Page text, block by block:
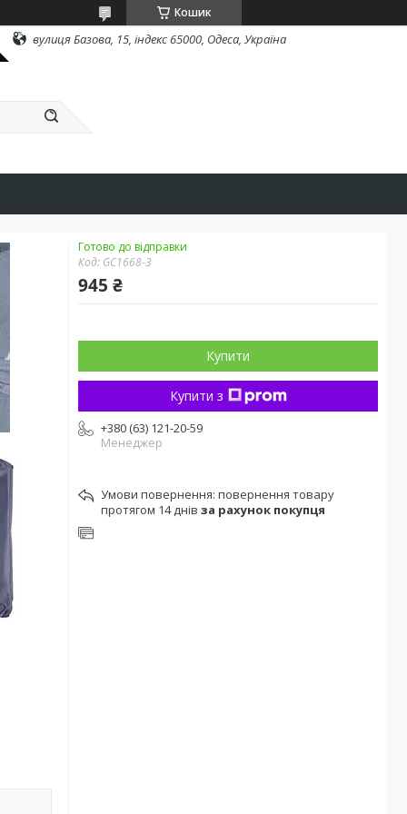
Кошик
вулиця Базова, 15, індекс 65000, Одеса, Україна
Готово до відправки
Код: GC1668-3
945 ₴
Купити
Купити з
+380 (63) 121-20-59
Менеджер
повернення товару
протягом 14 днів за рахунок покупця